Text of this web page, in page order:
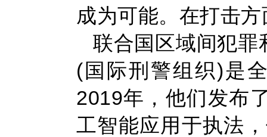
成为可能。在打击方
联合国区域间犯罪
(国际刑警组织)是
2019年，他们发布
工智能应用于执法